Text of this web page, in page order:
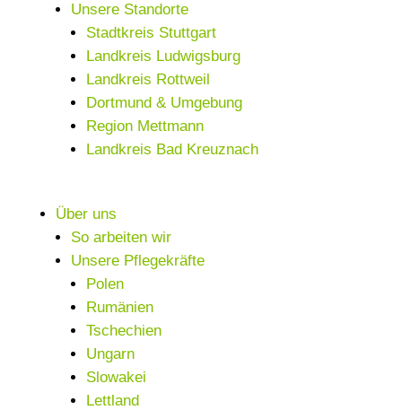
Unsere Standorte
Stadtkreis Stuttgart
Landkreis Ludwigsburg
Landkreis Rottweil
Dortmund & Umgebung
Region Mettmann
Landkreis Bad Kreuznach
Über uns
So arbeiten wir
Unsere Pflegekräfte
Polen
Rumänien
Tschechien
Ungarn
Slowakei
Lettland